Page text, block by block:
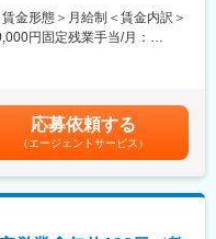
すが現在は新築木造住宅の請
進めております。
売上成長率No.1のビルダーと
～2019年度)。
毎日自主的に行っており、互
要望をヒアリングし、コンセ
回接客から契約までを担当
門など、各部署が専門性高
、集客についても展示場、
きる仕組みとなっておりま
金形態＞月給制＜賃金内訳＞
円固定残業手当/月：
または50万～100万円）■昇
後半（飲食店経験者）…年収
収700万円■各種手当：住宅
円）・資格手当・役職手当
あり、選考を通じて上下する
手当を含めた表記です。
応募依頼する
（エージェントサービス）